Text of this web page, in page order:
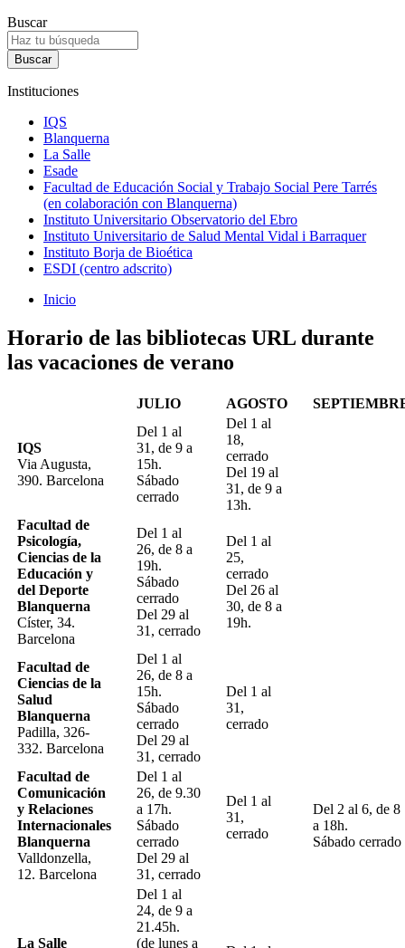
Buscar
Instituciones
IQS
Blanquerna
La Salle
Esade
Facultad de Educación Social y Trabajo Social Pere Tarrés
(en colaboración con Blanquerna)
Instituto Universitario Observatorio del Ebro
Instituto Universitario de Salud Mental Vidal i Barraquer
Instituto Borja de Bioética
ESDI (centro adscrito)
Inicio
Horario de las bibliotecas URL durante
las vacaciones de verano
JULIO AGOSTO
IQS
Via Augusta,
390. Barcelona
Del 1 al
31, de 9 a
15h.
Sábado
cerrado
Del 1 al
18,
cerrado
Del 19 al
31, de 9 a
13h.
Facultad de
Psicología,
Ciencias de la
Educación y
del Deporte
Blanquerna
Císter, 34.
Barcelona
Del 1 al
26, de 8 a
19h.
Sábado
cerrado
Del 29 al
31, cerrado
Del 1 al
25,
cerrado
Del 26 al
30, de 8 a
19h.
Facultad de
Ciencias de la
Salud
Blanquerna
Padilla, 326-
332. Barcelona
Del 1 al
26, de 8 a
15h.
Sábado
cerrado
Del 29 al
31, cerrado
Del 1 al
31,
cerrado
Facultad de
Comunicación
y Relaciones
Internacionales
Blanquerna
Valldonzella,
12. Barcelona
Del 1 al
26, de 9.30
a 17h.
Sábado
cerrado
Del 29 al
31, cerrado
Del 1 al
31,
cerrado
Del 2 al 6, de 8
a 18h.
Sábado cerrado
La Salle
Del 1 al
24, de 9 a
21.45h.
(de lunes a